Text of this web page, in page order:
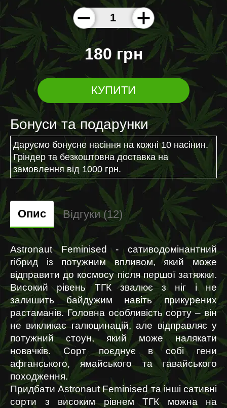
180 грн
КУПИТИ
Бонуси та подарунки
Даруємо бонусне насіння на кожні 10 насінин.
Гріндер та безкоштовна доставка на
замовлення від 1000 грн.
Опис Відгуки (12)
Astronaut Feminised - сативодомінантний
гібрид із потужним впливом, який може
відправити до космосу після першої затяжки.
Високий рівень ТГК звалює з ніг і не
залишить байдужим навіть прикурених
растаманів. Головна особливість сорту – він
не викликає галюцинацій, але відправляє у
потужний стоун, який може налякати
новачків. Сорт поєднує в собі гени
афганського, ямайського та гавайського
походження.
Придбати Astronaut Feminised та інші сативні
сорти з високим рівнем ТГК можна на